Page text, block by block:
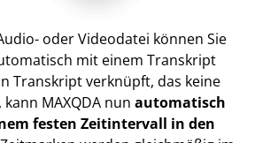
oder Videodatei können Sie
mit einem Transkript
Transkript verknüpft, das keine
MAXQDA nunautomatisch
festen Zeitintervall in den